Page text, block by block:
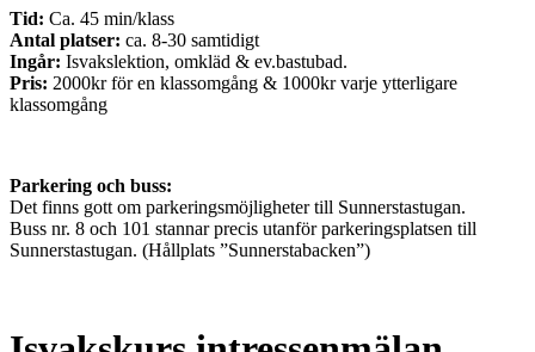
Tid: Ca. 45 min/klass
Antal platser: ca. 8-30 samtidigt
Ingår: Isvakslektion, omkläd & ev.bastubad.
Pris: 2000kr för en klassomgång & 1000kr varje ytterligare
klassomgång
Parkering och buss:
Det finns gott om parkeringsmöjligheter till Sunnerstastugan.
Buss nr. 8 och 101 stannar precis utanför parkeringsplatsen till
Sunnerstastugan. (Hållplats ”Sunnerstabacken”)